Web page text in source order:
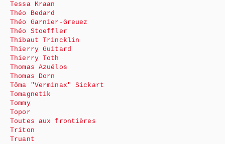
Tessa Kraan
Théo Bedard
Théo Garnier-Greuez
Théo Stoeffler
Thibaut Trincklin
Thierry Guitard
Thierry Toth
Thomas Azuélos
Thomas Dorn
Tôma "Verminax" Sickart
Tomagnetik
Tommy
Topor
Toutes aux frontières
Triton
Truant